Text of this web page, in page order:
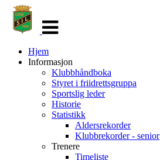
navigasjon
Hjem
Informasjon
Klubbhåndboka
Styret i friidrettsgruppa
Sportslig leder
Historie
Statistikk
Aldersrekorder
Klubbrekorder - senior
Trenere
Timeliste